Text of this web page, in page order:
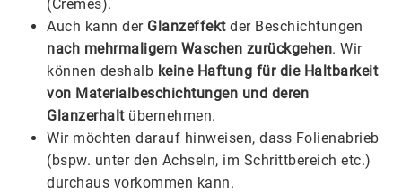
(Cremes).
Auch kann der Glanzeffektder Beschichtungen
nach mehrmaligem Waschen zurückgehen. Wir
können deshalb keine Haftung für die Haltbarkeit
von Materialbeschichtungen und deren
Glanzerhaltübernehmen.
Wir möchten darauf hinweisen, dass Folienabrieb
(bspw. unter den Achseln, im Schrittbereich etc.)
durchaus vorkommen kann.